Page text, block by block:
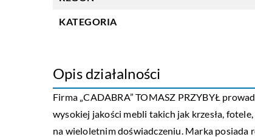
KATEGORIA
Opis działalności
Firma „CADABRA” TOMASZ PRZYBYŁ
wysokiej jakości mebli takich jak krzesła,
na wieloletnim doświadczeniu. Marka